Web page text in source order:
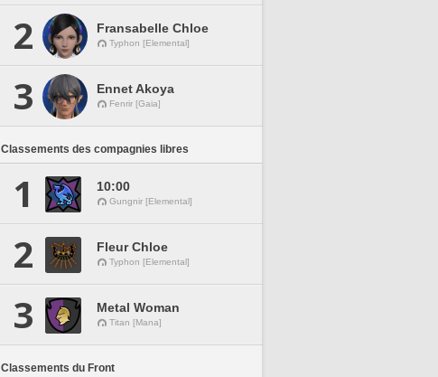
2 Fransabelle Chloe
Typhon [Elemental]
3 Ennet Akoya
Fenrir [Gaia]
Classements des compagnies libres
1 10:00
Gungnir [Elemental]
2 Fleur Chloe
Typhon [Elemental]
3 Metal Woman
Titan [Mana]
Classements du Front